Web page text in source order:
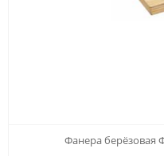
Фанера берёзовая